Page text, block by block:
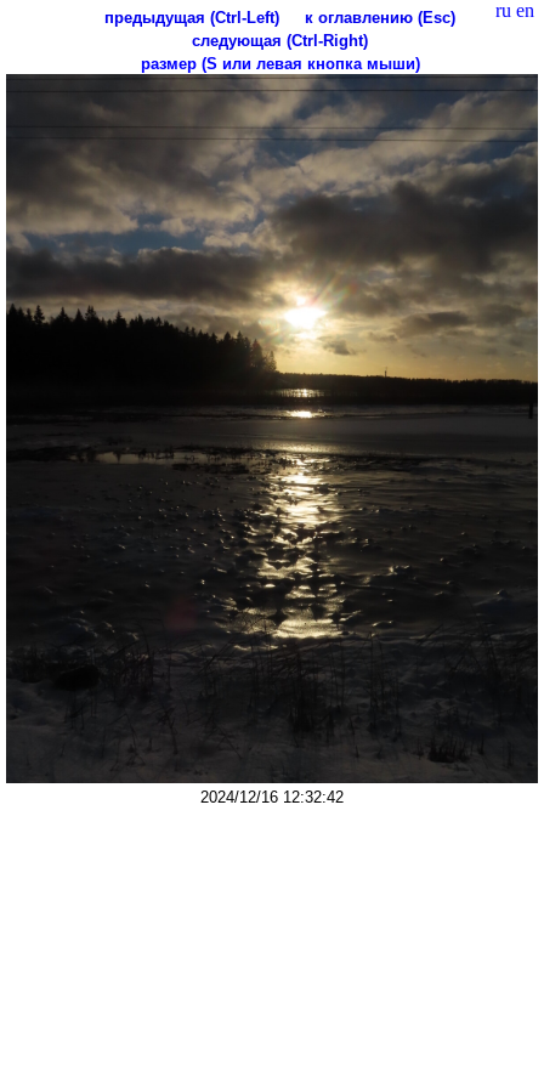
ru en
предыдущая (Ctrl-Left)
к оглавлению (Esc)
следующая (Ctrl-Right)
размер (S или левая кнопка мыши)
2024/12/16 12:32:42